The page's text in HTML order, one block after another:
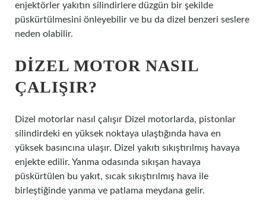
enjektörler yakıtın silindirlere düzgün bir şekilde
püskürtülmesini önleyebilir ve bu da dizel benzeri seslere
neden olabilir.
DIZEL MOTOR NASIL
ÇALIŞIR?
Dizel motorlar nasıl çalışır Dizel motorlarda, pistonlar
silindirdeki en yüksek noktaya ulaştığında hava en
yüksek basıncına ulaşır. Dizel yakıtı sıkıştırılmış havaya
enjekte edilir. Yanma odasında sıkışan havaya
püskürtülen bu yakıt, sıcak sıkıştırılmış hava ile
birleştiğinde yanma ve patlama meydana gelir.